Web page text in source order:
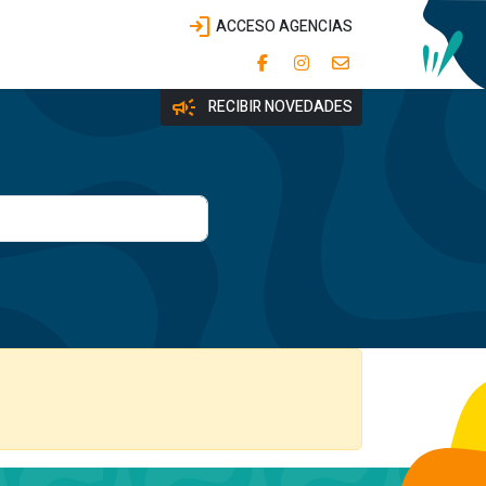
login ACCESO AGENCIAS
campaign RECIBIR NOVEDADES